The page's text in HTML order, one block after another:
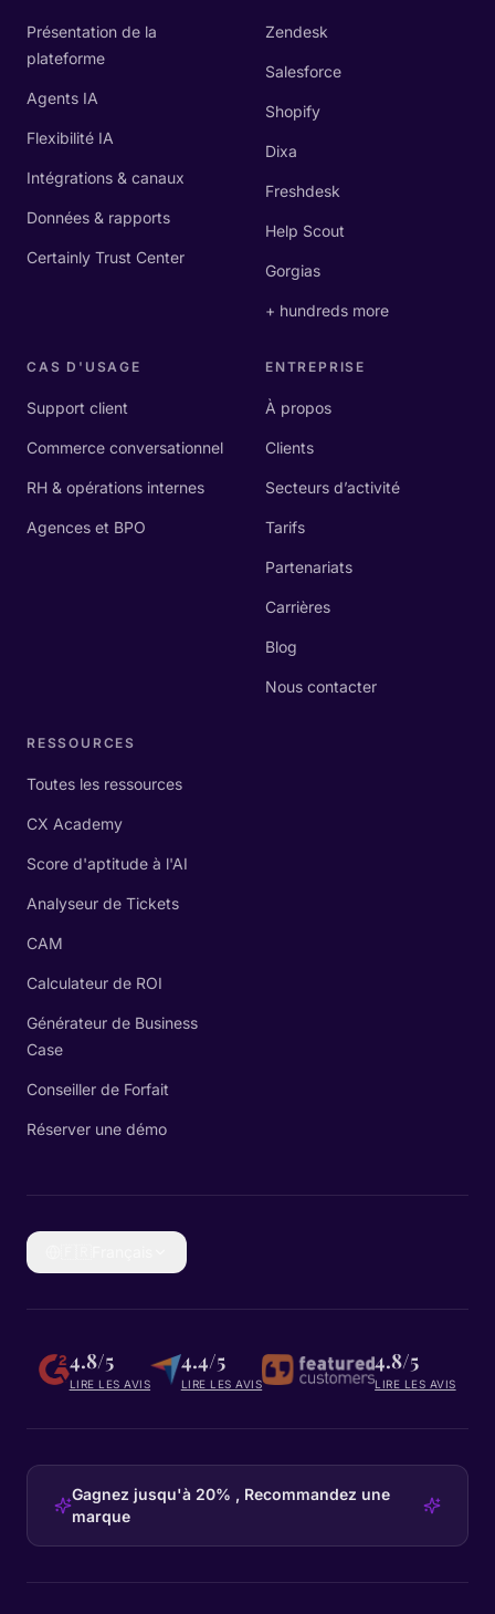
Présentation de la
plateforme
Agents IA
Flexibilité IA
Intégrations & canaux
Données & rapports
Certainly Trust Center
Zendesk
Salesforce
Shopify
Dixa
Freshdesk
Help Scout
Gorgias
+ hundreds more
CAS D'USAGE
Support client
Commerce conversationnel
RH & opérations internes
Agences et BPO
ENTREPRISE
À propos
Clients
Secteurs d’activité
Tarifs
Partenariats
Carrières
Blog
Nous contacter
RESSOURCES
Toutes les ressources
CX Academy
Score d'aptitude à l'AI
Analyseur de Tickets
CAM
Calculateur de ROI
Générateur de Business
Case
Conseiller de Forfait
Réserver une démo
4.8/5
LIRE LES AVIS
4.4/5
LIRE LES AVIS
4.8/5
LIRE LES AVIS
Gagnez jusqu'à 20% , Recommandez une
marque